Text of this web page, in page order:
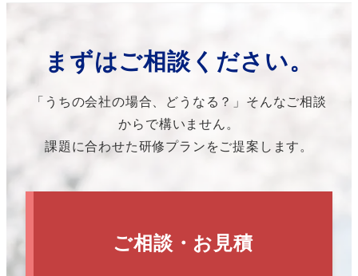
まずはご相談ください。
「うちの会社の場合、どうなる？」そんなご相談
からで構いません。
課題に合わせた研修プランをご提案します。
ご相談・お見積